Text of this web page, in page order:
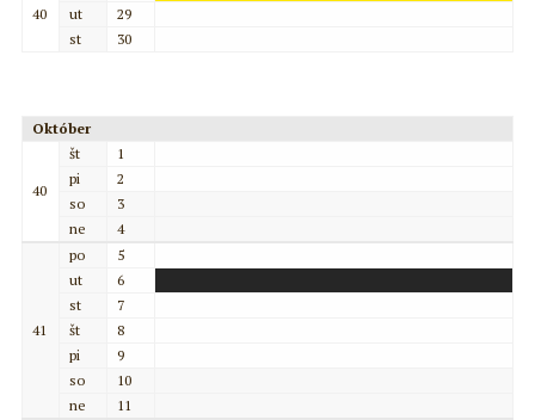
40
ut
29
st
30
Október
40
št
1
pi
2
so
3
ne
4
41
po
5
ut
6
st
7
št
8
pi
9
so
10
ne
11